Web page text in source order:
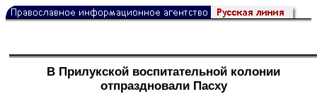
В Прилукской воспитательной колонии
отпраздновали Пасху